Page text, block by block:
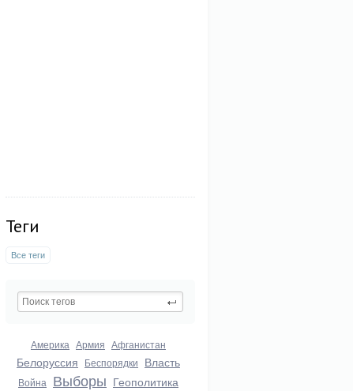
Теги
Все теги
Америка Армия Афганистан
Белоруссия Беспорядки Власть
Война Выборы Геополитика